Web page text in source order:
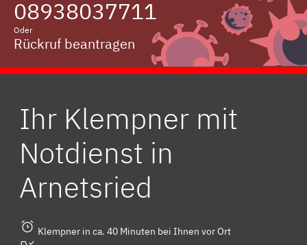
08938037711
Oder
Rückruf beantragen
Ihr Klempner mit
Notdienst in
Arnetsried
Klempner in ca. 40 Minuten bei Ihnen vor Ort